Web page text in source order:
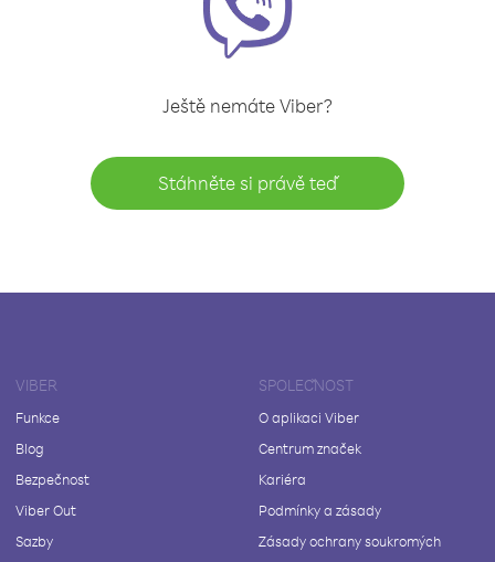
Ještě nemáte Viber?
Stáhněte si právě teď
VIBER
Funkce
Blog
Bezpečnost
Viber Out
Sazby
SPOLEČNOST
O aplikaci Viber
Centrum značek
Kariéra
Podmínky a zásady
Zásady ochrany soukromých